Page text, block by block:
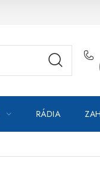
Moje
RÁDIA